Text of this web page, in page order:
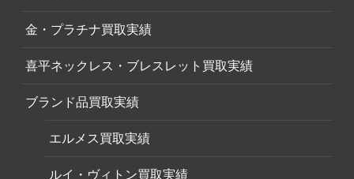
金・プラチナ買取実績
喜平ネックレス・ブレスレット買取実績
ブランド品買取実績
エルメス買取実績
ルイ・ヴィトン買取実績